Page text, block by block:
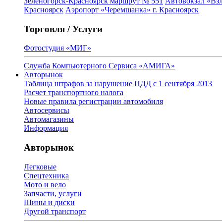
Красноярск Аэропорт «Черемшанка» г. Красноярск
Торговля / Услуги
Фотостудия «МИГ»
Служба Компьютерного Сервиса «АМИГА»
Авторынок
Таблица штрафов за нарушение ПДД с 1 сентября 2013
Расчет транспортного налога
Новые правила регистрации автомобиля
Автосервисы
Автомагазины
Информация
Авторынок
Легковые
Спецтехника
Мото и вело
Запчасти, услуги
Шины и диски
Другой транспорт